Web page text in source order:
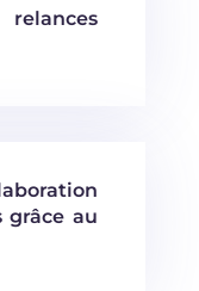
relances
grâce au